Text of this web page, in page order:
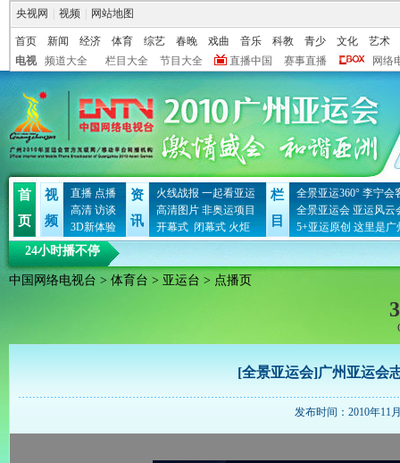
央视网 视频 网站地图
首页 新闻 经济 体育 综艺 春晚 戏曲 音乐 科教 青少 文化
艺术
电视
频道大全 栏目大全 节目大全 直播中国 赛事直播 网络
首
页
视
频
直播 点播
高清 访谈
3D新体验
资
讯
火线战报 一起看亚运
高清图片 非奥运项目
开幕式 闭幕式 火炬
栏
目
全景亚运360° 李宁会
全景亚运会 亚运风云
5+亚运原创 这里是广
24小时播不停
中国网络电视台 > 体育台 > 亚运台 > 点播页
[全景亚运会]广州亚运会
发布时间：2010年11